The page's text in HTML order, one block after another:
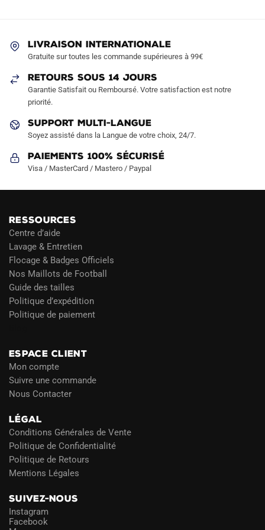
choisies
la
page
produit
page
LIVRAISON INTERNATIONALE
Gratuite sur toutes les commande supérieures à 99€
RETOURS SOUS 14 JOURS
Garantie Satisfait ou Remboursé. Votre satisfaction est notre
priorité.
SUPPORT MULTI-LANGUE
Soyez assisté dans la Langue de votre choix, 24/7.
Paiements 100% Sécurisé
Visa / MasterCard / Mastero / Paypal
RESSOURCES
Centre d’aide
Lavage & Entretien
Flocage & Badges Officiels
Nos Maillots de Football
Guide des tailles
Politique d’expédition
Politique de paiement
ESPACE CLIENT
Mon compte
Suivre une commande
Nous Contacter
LÉGAL
Conditions Générales de Vente
Politique de Confidentialité
Politique de Retours
Mentions Légales
SUIVEZ-NOUS
Instagram
Facebook